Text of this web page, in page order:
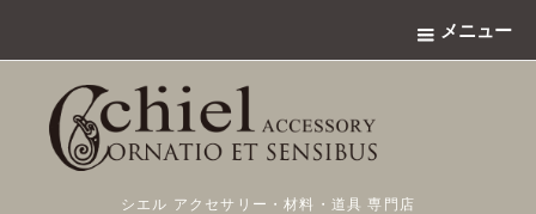
メニュー
シエル アクセサリー・材料・道具 専門店